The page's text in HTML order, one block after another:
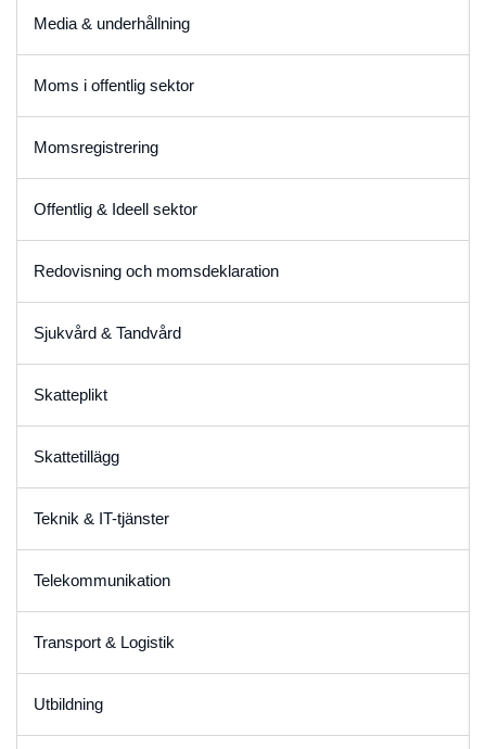
Media & underhållning
Moms i offentlig sektor
Momsregistrering
Offentlig & Ideell sektor
Redovisning och momsdeklaration
Sjukvård & Tandvård
Skatteplikt
Skattetillägg
Teknik & IT-tjänster
Telekommunikation
Transport & Logistik
Utbildning